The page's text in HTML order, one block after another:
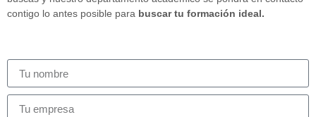
contigo lo antes posible para buscar tu formación ideal.